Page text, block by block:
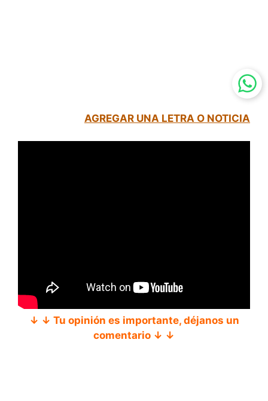
AGREGAR UNA LETRA O NOTICIA
↓ ↓ Tu opinión es importante, déjanos un
comentario ↓ ↓